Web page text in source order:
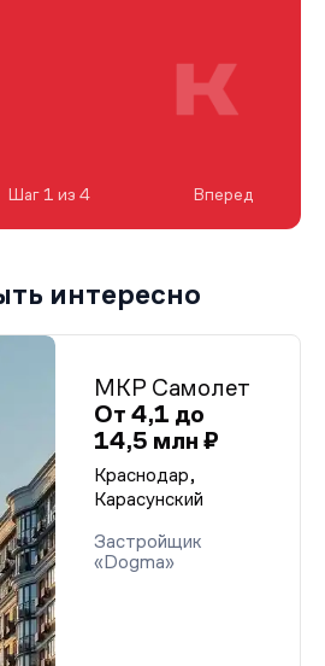
Шаг 1 из 4 Вперед
интересно
МКР Самолет
От 4,1 до
14,5 млн ₽
Краснодар,
Карасунский
Застройщик
«Dogma»